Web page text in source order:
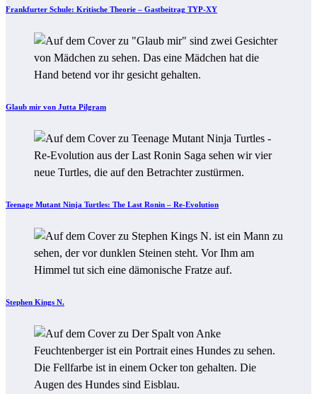
Frankfurter Schule: Kritische Theorie – Gastbeitrag TYP-XY
Glaub mir von Jutta Pilgram
Teenage Mutant Ninja Turtles: The Last Ronin – Re-Evolution
Stephen Kings N.